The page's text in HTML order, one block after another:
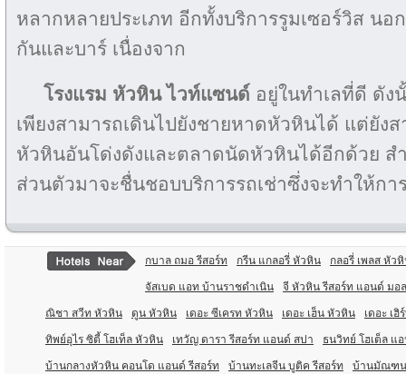
หลากหลายประเภท อีกทั้งบริการรูมเซอร์วิส นอ
กันและบาร์ เนื่องจาก
โรงแรม หัวหิน ไวท์แซนด์ อยู่ในทำเลที่ดี ดั
เพียงสามารถเดินไปยังชายหาดหัวหินได้ แต่ยัง
หัวหินอันโด่งดังและตลาดนัดหัวหินได้อีกด้วย ส
ส่วนตัวมาจะชื่นชอบบริการรถเช่าซึ่งจะทำให้กา
กบาล ถมอ รีสอร์ท กรีน แกลอรี่ หัวหิน กลอรี่ เพลส หัว
จัสเบด แอท บ้านราชดำเนิน จี หัวหิน รีสอร์ท แอนด์ มอ
ณิชา สวีท หัวหิน ดูน หัวหิน เดอะ ซีเครท หัวหิน เดอะ เฮ็น หัวหิน เดอะ เฮิ
ทิพย์อุไร ซิตี้ โฮเท็ล หัวหิน เทวัญ ดารา รีสอร์ท แอนด์ สปา ธนวิทย์ โฮเต็ล แ
บ้านกลางหัวหิน คอนโด แอนด์ รีสอร์ท บ้านทะเลจีน บูติค รีสอร์ท บ้านมัณฑ